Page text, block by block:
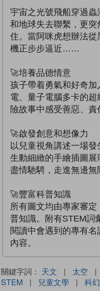
宇宙之光號飛船穿過蟲
和地球失去聯繫，更
住。當阿咪虎想辦法
機正步步逼近……
🚀培養品德情意
孩子帶着勇氣和好奇
電、量子電腦多卡的
險故事中感受善惡、責
🚀啟發創意和想像力
以兒童視角講述一場
生動細緻的手繪插圖
盡情馳騁，走進無邊無
🚀豐富科普知識
所有圖文均由專家審
普知識。附有STEM詞
閱讀中會遇到的專有
內容。
關鍵字詞： 天文 | 太空 |
STEM
| 兒童文學 | 科幻